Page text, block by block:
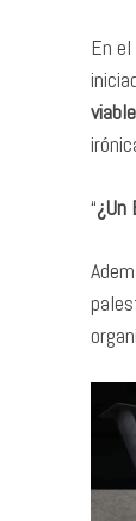
En
viable
“¿Un